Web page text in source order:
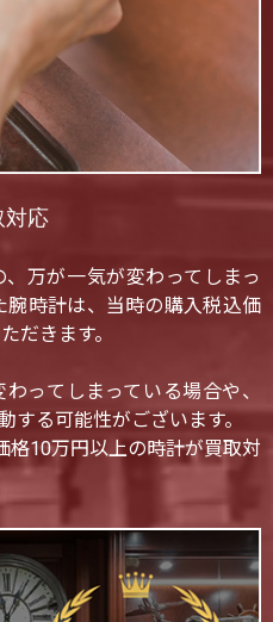
対応
万が一気が変わってしまっ
腕時計は、当時の購入税込価
だきます。
ってしまっている場合や、
する可能性がございます。
10万円以上の時計が買取対